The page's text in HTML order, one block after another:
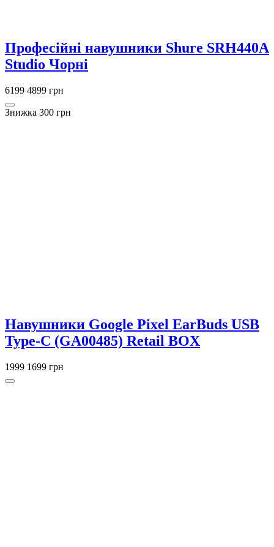
Професійні навушники Shure SRH440A
Studio Чорні
6199 4899 грн
Знижка 300 грн
Навушники Google Pixel EarBuds USB
Type-C (GA00485) Retail BOX
1999 1699 грн